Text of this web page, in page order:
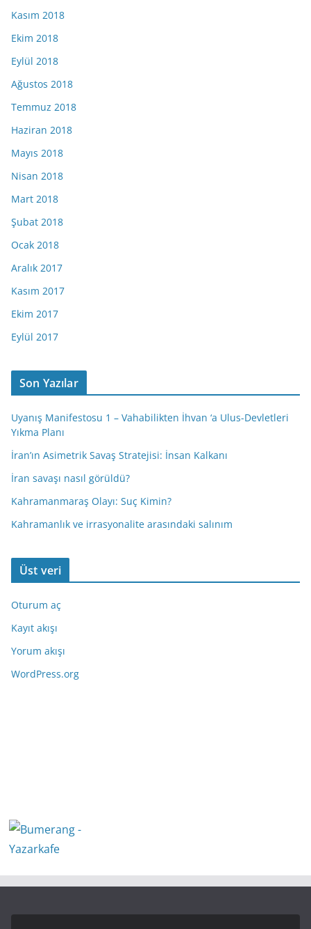
Kasım 2018
Ekim 2018
Eylül 2018
Ağustos 2018
Temmuz 2018
Haziran 2018
Mayıs 2018
Nisan 2018
Mart 2018
Şubat 2018
Ocak 2018
Aralık 2017
Kasım 2017
Ekim 2017
Eylül 2017
Son Yazılar
Uyanış Manifestosu 1 – Vahabilikten İhvan ‘a Ulus-Devletleri
Yıkma Planı
İran’ın Asimetrik Savaş Stratejisi: İnsan Kalkanı
İran savaşı nasıl görüldü?
Kahramanmaraş Olayı: Suç Kimin?
Kahramanlık ve irrasyonalite arasındaki salınım
Üst veri
Oturum aç
Kayıt akışı
Yorum akışı
WordPress.org